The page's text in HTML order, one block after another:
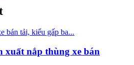
xuất nắp thùng xe bán